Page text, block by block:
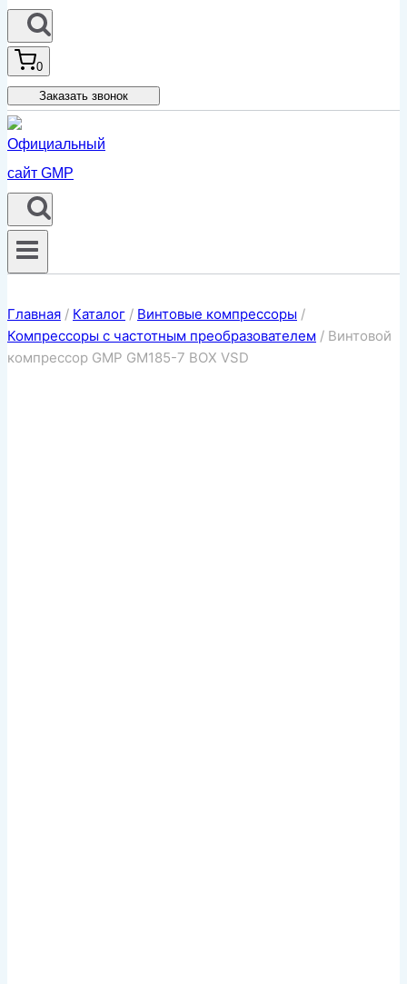
0
Заказать звонок
Главная / Каталог / Винтовые компрессоры /
Компрессоры с частотным преобразователем / Винтовой
компрессор GMP GM185-7 BOX VSD